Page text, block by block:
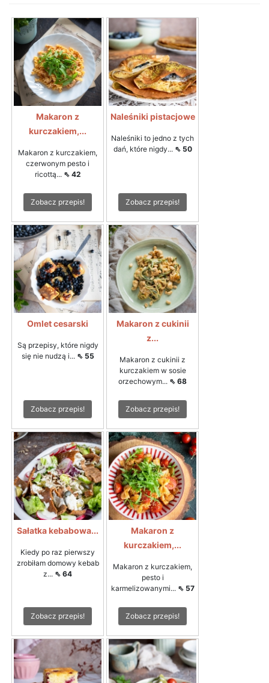
Makaron z
kurczakiem,...
Makaron z kurczakiem,
czerwonym pesto i
ricottą... ⇖ 42
Zobacz przepis!
Naleśniki pistacjowe
Naleśniki to jedno z tych
dań, które nigdy... ⇖ 50
Zobacz przepis!
Omlet cesarski
Są przepisy, które nigdy
się nie nudzą i... ⇖ 55
Zobacz przepis!
Makaron z cukinii
z...
Makaron z cukinii z
kurczakiem w sosie
orzechowym... ⇖ 68
Zobacz przepis!
Sałatka kebabowa...
Kiedy po raz pierwszy
zrobiłam domowy kebab
z... ⇖ 64
Zobacz przepis!
Makaron z
kurczakiem,...
Makaron z kurczakiem,
pesto i
karmelizowanymi... ⇖ 57
Zobacz przepis!